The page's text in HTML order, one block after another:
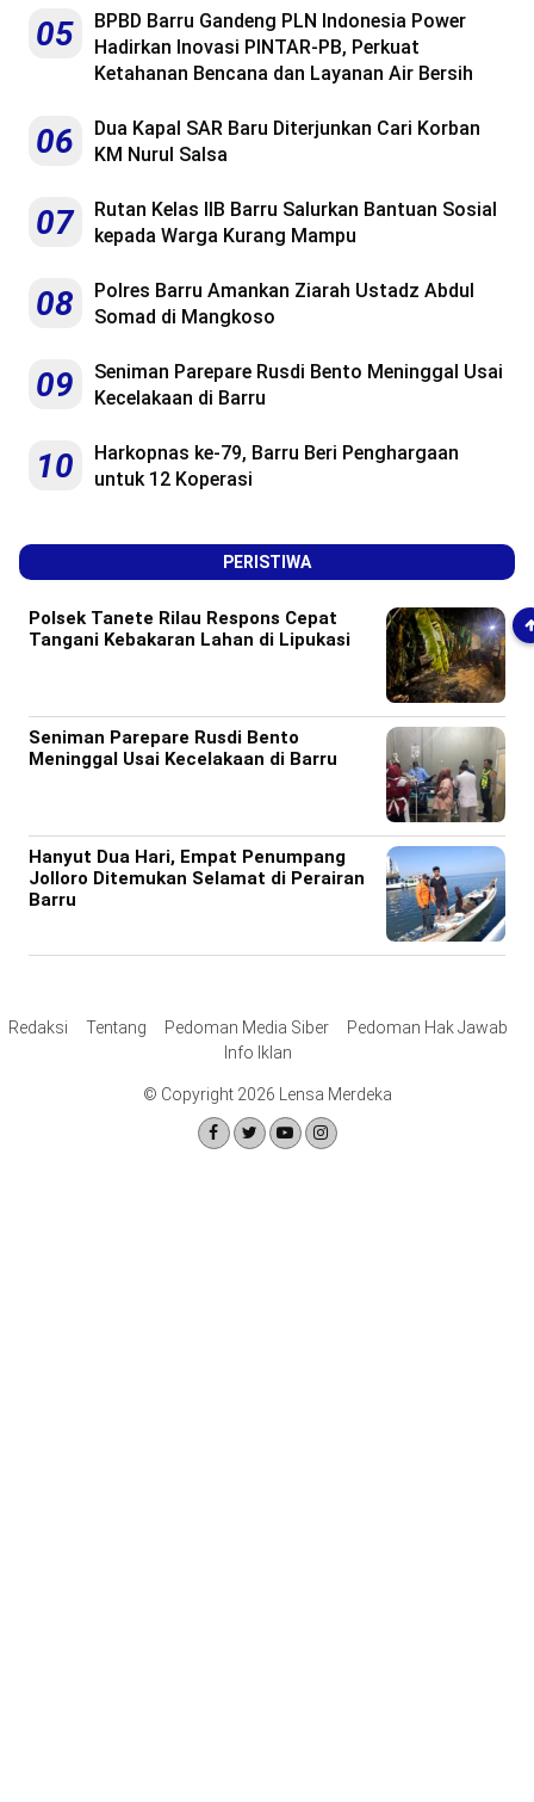
05
BPBD Barru Gandeng PLN Indonesia Power
Hadirkan Inovasi PINTAR-PB, Perkuat
Ketahanan Bencana dan Layanan Air Bersih
06
Dua Kapal SAR Baru Diterjunkan Cari Korban
KM Nurul Salsa
07
Rutan Kelas IIB Barru Salurkan Bantuan Sosial
kepada Warga Kurang Mampu
08
Polres Barru Amankan Ziarah Ustadz Abdul
Somad di Mangkoso
09
Seniman Parepare Rusdi Bento Meninggal Usai
Kecelakaan di Barru
10
Harkopnas ke-79, Barru Beri Penghargaan
untuk 12 Koperasi
PERISTIWA
Polsek Tanete Rilau Respons Cepat
Tangani Kebakaran Lahan di Lipukasi
Seniman Parepare Rusdi Bento
Meninggal Usai Kecelakaan di Barru
Hanyut Dua Hari, Empat Penumpang
Jolloro Ditemukan Selamat di Perairan
Barru
Redaksi Tentang Pedoman Media Siber
Pedoman Hak Jawab
Info Iklan
© Copyright 2026 Lensa Merdeka